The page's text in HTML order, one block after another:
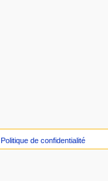
Politique de confidentialité